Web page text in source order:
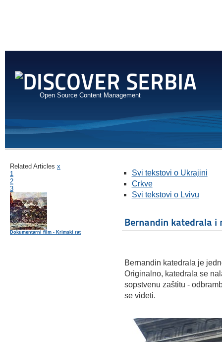
Open Source Content Management
Related Articles x
1
2
3
Dokumentarni film - Krimski rat
Svi tekstovi o Ukrajini
Crkve
Svi tekstovi o Lvivu
Bernandin katedrala i
Bernandin katedrala je
Originalno, katedrala se
sopstvenu zaštitu -
se videti.